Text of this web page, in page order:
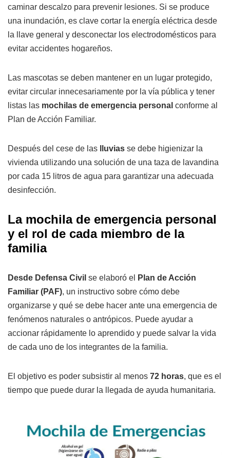
caminar descalzo para prevenir lesiones. Si se produce
una inundación, es clave cortar la energía eléctrica desde
la llave general y desconectar los electrodomésticos para
evitar accidentes hogareños.
Las mascotas se deben mantener en un lugar protegido,
evitar circular innecesariamente por la vía pública y tener
listas las mochilas de emergencia personal conforme al
Plan de Acción Familiar.
Después del cese de las lluvias se debe higienizar la
vivienda utilizando una solución de una taza de lavandina
por cada 15 litros de agua para garantizar una adecuada
desinfección.
La mochila de emergencia personal
y el rol de cada miembro de la
familia
Desde Defensa Civil se elaboró el
Plan de Acción
Familiar (PAF), un instructivo sobre cómo debe
organizarse y qué se debe hacer ante una emergencia de
fenómenos naturales o antrópicos. Puede ayudar a
accionar rápidamente lo aprendido y puede salvar la vida
de cada uno de los integrantes de la familia.
El objetivo es poder subsistir al menos 72 horas, que es el
tiempo que puede durar la llegada de ayuda humanitaria.